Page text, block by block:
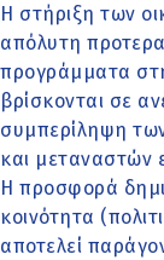
Η στήριξη των
απόλυτη
προγράμματα
βρίσκονται σε
συμπερίληψη
και μεταναστών
Η προσφορά
κοινότητα
αποτελεί